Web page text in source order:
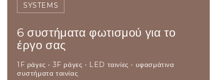
SYSTEMS
6 συστήματα φωτισμού για το
έργο σας
1F ράγες • 3F ράγες • LED ταινίες • υφασμάτινα
συστήματα ταινίας